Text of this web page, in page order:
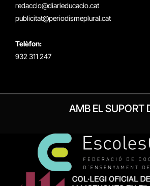
redaccio@diarieducacio.cat
publicitat@periodismeplural.cat
Telèfon:
932 311 247
AMB EL SUPORT